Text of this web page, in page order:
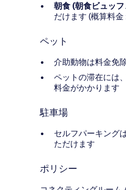
朝食 (朝食ビュッフ
だけます (概算料金
ペット
介助動物は料金免
ペットの滞在には
料金がかかります
駐車場
セルフパーキング
ただけます
ポリシー